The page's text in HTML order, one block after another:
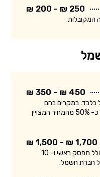
250 ₪ - 200 ₪
המקובלות.
450 ₪ - 350 ₪
בלבד. במקרים בהם
החשמלאי החליף רכיב, מקובל לדרוש כ- 50% מהמחיר המצויין
1,700 ₪ - 1,500 ₪
המחיר מתייחס ללוח חשמל בסיסי הכולל מפסק ראשי ו- 10
חברת חשמל.